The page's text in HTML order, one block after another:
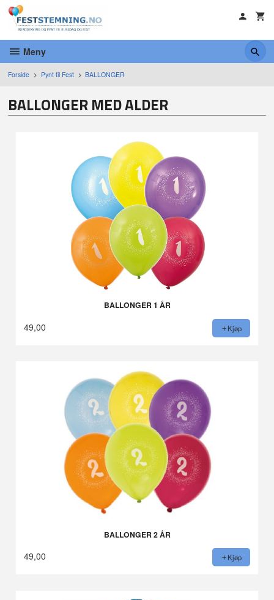
Gå
innholdet
Meny
Forside Pynt til Fest BALLONGER
BALLONGER MED ALDER
BALLONGER 1 ÅR
49,00 Kjøp
BALLONGER 2 ÅR
49,00 Kjøp